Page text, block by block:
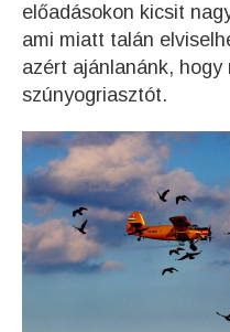
előadásokon kicsit
ami miatt talán
azért ajánlanánk, hogy
szúnyogriasztót.